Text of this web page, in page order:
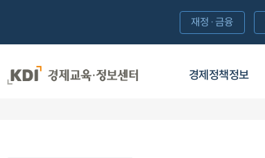
경제정책정보
재정·금융